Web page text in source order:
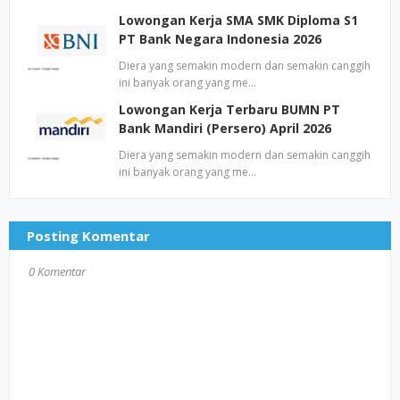
Lowongan Kerja SMA SMK Diploma S1
PT Bank Negara Indonesia 2026
Diera yang semakin modern dan semakin canggih
ini banyak orang yang me…
Lowongan Kerja Terbaru BUMN PT
Bank Mandiri (Persero) April 2026
Diera yang semakin modern dan semakin canggih
ini banyak orang yang me…
Posting Komentar
0 Komentar